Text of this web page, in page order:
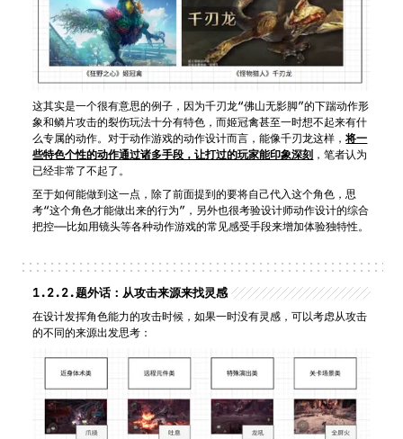
这其实是一个很有意思的例子，因为千刃龙“佛山无影脚”的下踹动作形
象和鳞片攻击的裂伤玩法十分有特色，而姬冠禽甚至一时想不起来有什
么专属的动作。对于动作游戏的动作设计而言，能像千刃龙这样，将一
些特色个性的动作通过诸多手段，让打过的玩家能印象深刻 ，笔者认为
已经非常了不起了。
至于如何能做到这一点，除了前面提到的要将自己代入这个角色，思
考“这个角色才能做出来的行为”，另外也很考验设计师动作设计的综合
把控——比如用镜头等各种动作游戏的常见感受手段来增加体验独特性。
1.2.2.题外话：从攻击来源来找灵感
在设计发挥角色能力的攻击时候，如果一时没有灵感，可以考虑从攻击
的不同的来源出发思考：